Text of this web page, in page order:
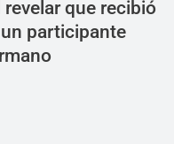
que recibió
participante